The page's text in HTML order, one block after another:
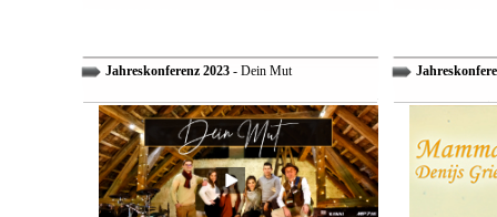
Jahreskonferenz 2023- Dein Mut